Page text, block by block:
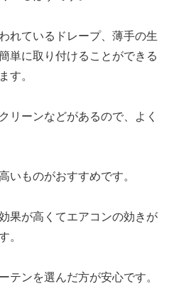
れているドレープ、薄手の生
単に取り付けることができる
す。
リーンなどがあるので、よく
いものがおすすめです。
果が高くてエアコンの効きが
。
テンを選んだ方が安心です。